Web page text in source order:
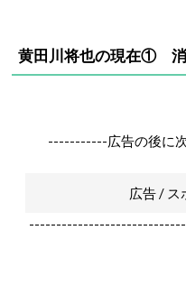
黄田川将也の現在① 消
-----------広告の後に
広告 / ス